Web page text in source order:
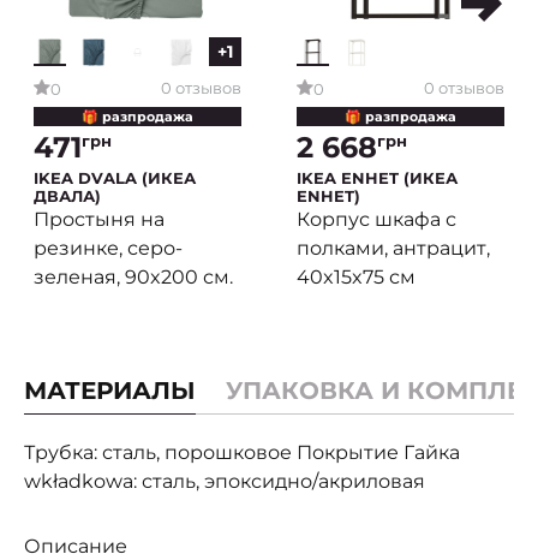
+1
0 0 отзывов
🎁 разпродажа
471грн
IKEA DVALA (ИКЕА
ДВАЛА)
Простыня на
резинке, серо-
зеленая, 90x200 см.
0 0 отзывов
🎁 разпродажа
2 668грн
IKEA ENHET (ИКЕА
ENHET)
Корпус шкафа с
полками, антрацит,
40x15x75 см
МАТЕРИАЛЫ УПАКОВКА И
Трубка: сталь, порошковое Покрытие Гайка
wkładkowa: сталь, эпоксидно/акриловая
Описание